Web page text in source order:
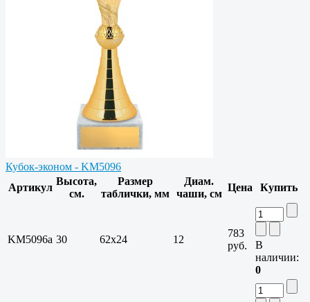
Кубок-эконом - KM5096
Артикул
Высота,
см.
Размер
таблички, мм
Диам.
чаши, см
Цена Купить
KM5096a 30 62x24 12
783
руб.
В
наличии:
0